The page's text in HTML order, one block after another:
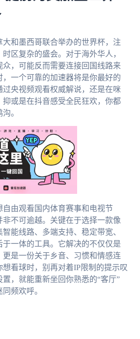
大和墨西哥联合举办的世界杯，注
区复杂的盛会。对于海外华人，
众，可能反而需要连接回国线路来
一个可靠的加速器将是你最好的
央视频观看权威解说，还是在咪
抑或是在抖音感受全民狂欢，你都
。
由观看国内体育赛事和电视节
非不可逾越。关键在于选择一款像
能线路、多端支持、稳定带宽、
于一体的工具。它解决的不仅仅是
是一份关于乡音、习惯和情感连
看球时，别再对着IP限制的提示叹
，就能重新坐回你熟悉的“客厅”
频欢呼。